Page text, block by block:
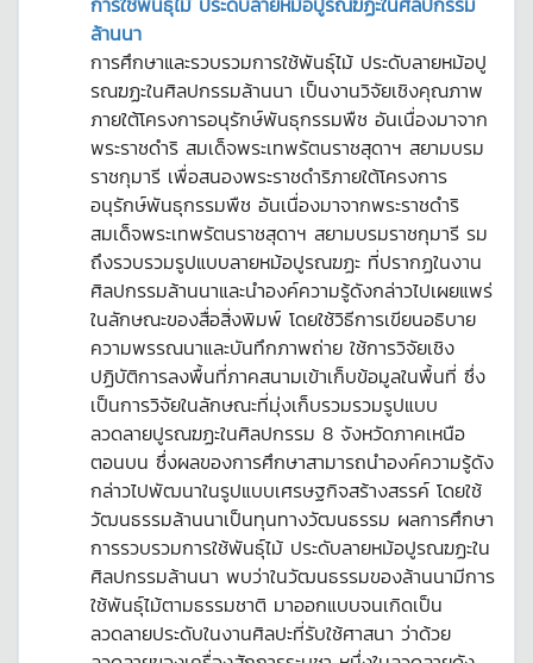
ล้านนา
การศึกษาและรวบรวมการใช้พันธุ์ไม้ ประดับลายหม้อปู
รณฆฏะในศิลปกรรมล้านนา เป็นงานวิจัยเชิงคุณภาพ
ภายใต้โครงการอนุรักษ์พันธุกรรมพืช อันเนื่องมาจาก
พระราชดำริ สมเด็จพระเทพรัตนราชสุดาฯ สยามบรม
ราชกุมารี เพื่อสนองพระราชดำริภายใต้โครงการ
อนุรักษ์พันธุกรรมพืช อันเนื่องมาจากพระราชดำริ
สมเด็จพระเทพรัตนราชสุดาฯ สยามบรมราชกุมารี รม
ถึงรวบรวมรูปแบบลายหม้อปูรณฆฏะ ที่ปรากฏในงาน
ศิลปกรรมล้านนาและนำองค์ความรู้ดังกล่าวไปเผยแพร่
ในลักษณะของสื่อสิ่งพิมพ์ โดยใช้วิธีการเขียนอธิบาย
ความพรรณนาและบันทึกภาพถ่าย ใช้การวิจัยเชิง
ปฏิบัติการลงพื้นที่ภาคสนามเข้าเก็บข้อมูลในพื้นที่ ซึ่ง
เป็นการวิจัยในลักษณะที่มุ่งเก็บรวมรวมรูปแบบ
ลวดลายปูรณฆฏะในศิลปกรรม 8 จังหวัดภาคเหนือ
ตอนบน ซึ่งผลของการศึกษาสามารถนำองค์ความรู้ดัง
กล่าวไปพัฒนาในรูปแบบเศรษฐกิจสร้างสรรค์ โดยใช้
วัฒนธรรมล้านนาเป็นทุนทางวัฒนธรรม ผลการศึกษา
การรวบรวมการใช้พันธุ์ไม้ ประดับลายหม้อปูรณฆฏะใน
ศิลปกรรมล้านนา พบว่าในวัฒนธรรมของล้านนามีการ
ใช้พันธุ์ไม้ตามธรรมชาติ มาออกแบบจนเกิดเป็น
ลวดลายประดับในงานศิลปะที่รับใช้ศาสนา ว่าด้วย